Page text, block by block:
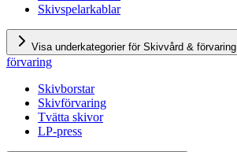
Skivspelarkablar
Visa underkategorier för Skivvård & förvaring
förvaring
Skivborstar
Skivförvaring
Tvätta skivor
LP-press